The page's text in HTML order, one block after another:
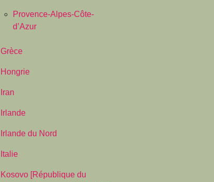
Provence-Alpes-Côte-
d’Azur
Grèce
Hongrie
Iran
Irlande
Irlande du Nord
Italie
Kosovo [République du